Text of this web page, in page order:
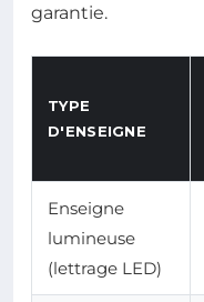
garantie.
TYPE
D'ENSEIGNE
Enseigne
lumineuse
(lettrage LED)